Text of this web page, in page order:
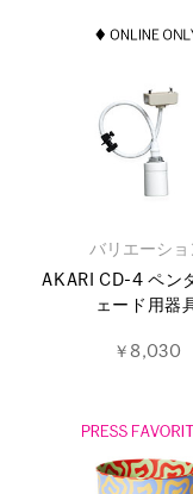
バリエーショ
AKARI CD-4 ペン
ェード用器
￥8,030